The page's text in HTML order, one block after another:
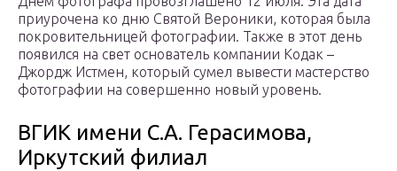
приурочена ко дню Святой Вероники, которая была
покровительницей фотографии. Также в этот день
появился на свет основатель компании Кодак –
Джордж Истмен, который сумел вывести мастерство
фотографии на совершенно новый уровень.
ВГИК имени С.А. Герасимова,
Иркутский филиал